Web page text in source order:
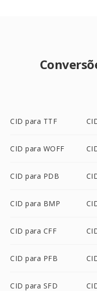
CID para TTF
CID para WOFF
CID para PDB
CID para BMP
CID para CFF
CID para PFB
CID para SFD